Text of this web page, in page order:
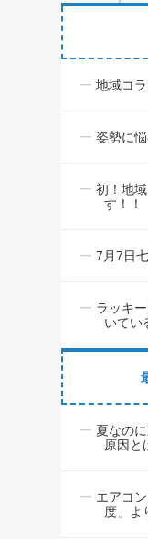
地域コ
姿勢に
初！地
す！！
7月7日
ラッキ
いてい
夏なの
原因と
エアコ
度」よ